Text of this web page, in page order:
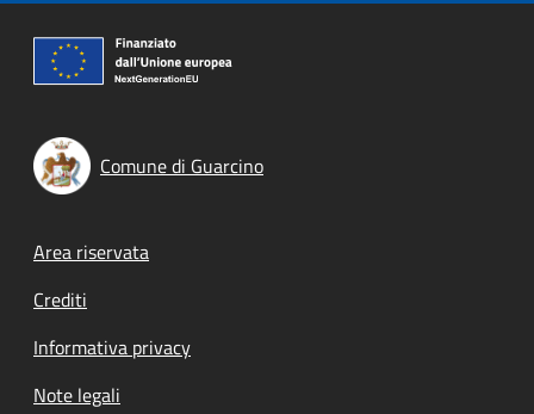
Comune di Guarcino
Footer menu
Area riservata
Crediti
Informativa privacy
Note legali